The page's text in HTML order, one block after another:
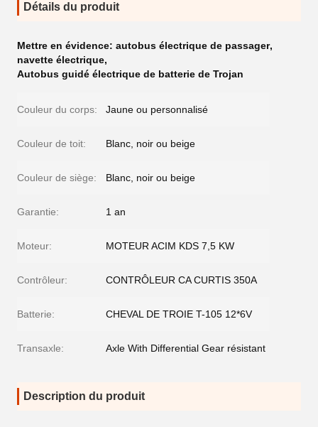
Détails du produit
Mettre en évidence: autobus électrique de passager,
navette électrique,
Autobus guidé électrique de batterie de Trojan
Couleur du corps: Jaune ou personnalisé
Couleur de toit: Blanc, noir ou beige
Couleur de siège: Blanc, noir ou beige
Garantie: 1 an
Moteur: MOTEUR ACIM KDS 7,5 KW
Contrôleur: CONTRÔLEUR CA CURTIS 350A
Batterie: CHEVAL DE TROIE T-105 12*6V
Transaxle: Axle With Differential Gear résistant
Description du produit